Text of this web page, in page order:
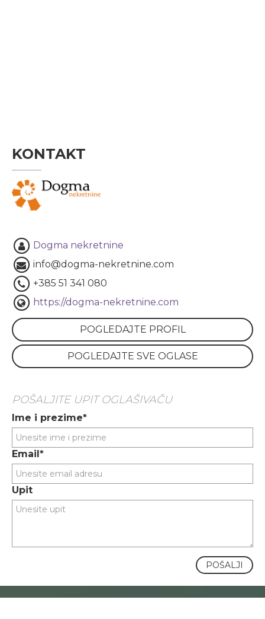
KONTAKT
Dogma nekretnine
info@dogma-nekretnine.com
+385 51 341 080
https://dogma-nekretnine.com
POGLEDAJTE PROFIL
POGLEDAJTE SVE OGLASE
POŠALJITE UPIT OGLAŠIVAČU
Ime i prezime*
Email*
Upit
POŠALJI